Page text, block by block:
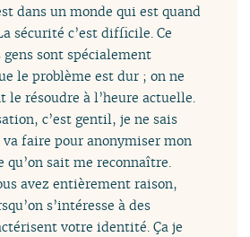
dans un monde qui est quand
sécurité c’est difficile. Ce
gens sont spécialement
le problème est dur ; on ne
le résoudre à l’heure actuelle.
c’est gentil, je ne sais
va faire pour anonymiser mon
qu’on sait me reconnaître.
avez entièrement raison,
s’intéresse à des
votre identité. Ça je